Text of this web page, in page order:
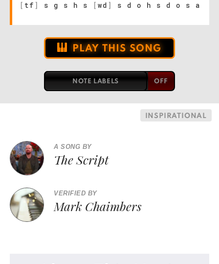
[ tf ] s g s h s [ wd ] s d o h s d o s a
PLAY THIS SONG
NOTE LABELS
INSPIRATIONAL
A SONG BY
The Script
VERIFIED BY
Mark Chaimbers